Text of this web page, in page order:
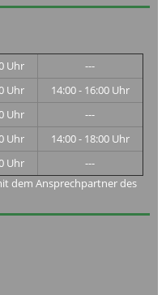
Uhr
---
Uhr
14:00 - 16:00 Uhr
Uhr
---
Uhr
14:00 - 18:00 Uhr
Uhr
---
dem Ansprechpartner des